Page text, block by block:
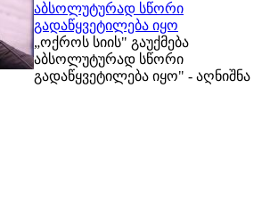
აბსოლუტურად სწორი
გადაწყვეტილება იყო
„ოქროს სიის" გაუქმება
აბსოლუტურად სწორი
გადაწყვეტილება იყო" - აღნიშნა